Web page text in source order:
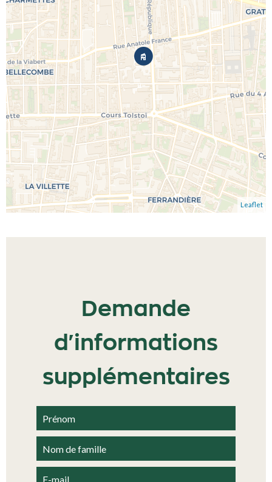
Leaflet
Demande
d'informations
supplémentaires